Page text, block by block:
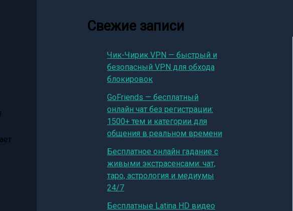
Свежие записи
Чик-Чирик VPN — быстрый и
безопасный VPN для обхода
блокировок
GoFriends — бесплатный
онлайн чат без регистрации:
1500+ тем и категории для
общения в реальном времени
Бесплатное онлайн гадание с
живыми экстрасенсами: чат,
таро, астрология и медиумы
24/7
Бесплатные Latina HD видео